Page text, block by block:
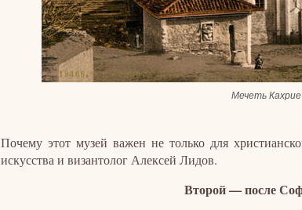
Мечеть
Почему этот музей важен не только для
искусства и византолог Алексей Лидов.
Второй — после